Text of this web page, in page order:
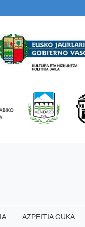
AZPEITIA GUKA